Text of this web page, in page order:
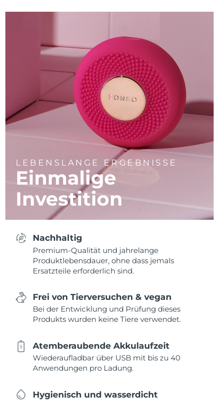
LEBENSLANGE ERGEBNISSE
Einmalige
Investition
Nachhaltig
Premium-Qualität und jahrelange
Produktlebensdauer, ohne dass jemals
Ersatzteile erforderlich sind.
Frei von Tierversuchen & vegan
Bei der Entwicklung und Prüfung dieses
Produkts wurden keine Tiere verwendet.
Atemberaubende Akkulaufzeit
Wiederaufladbar über USB mit bis zu 40
Anwendungen pro Ladung.
Hygienisch und wasserdicht